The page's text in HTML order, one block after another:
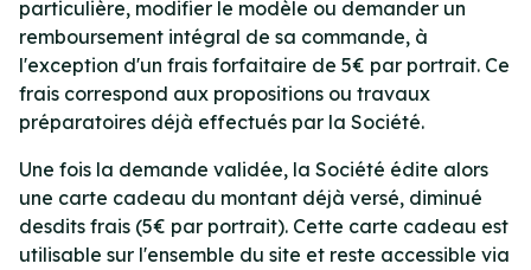
particulière, modifier le modèle ou demander un
remboursement intégral de sa commande, à
l'exception d'un frais forfaitaire de 5€ par portrait. Ce
frais correspond aux propositions ou travaux
préparatoires déjà effectués par la Société.
Une fois la demande validée, la Société édite alors
une carte cadeau du montant déjà versé, diminué
desdits frais (5€ par portrait). Cette carte cadeau est
utilisable sur l'ensemble du site et reste accessible via